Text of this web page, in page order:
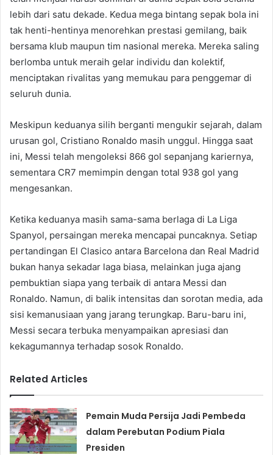
lebih dari satu dekade. Kedua mega bintang sepak bola ini
tak henti-hentinya menorehkan prestasi gemilang, baik
bersama klub maupun tim nasional mereka. Mereka saling
berlomba untuk meraih gelar individu dan kolektif,
menciptakan rivalitas yang memukau para penggemar di
seluruh dunia.
Meskipun keduanya silih berganti mengukir sejarah, dalam
urusan gol, Cristiano Ronaldo masih unggul. Hingga saat
ini, Messi telah mengoleksi 866 gol sepanjang kariernya,
sementara CR7 memimpin dengan total 938 gol yang
mengesankan.
Ketika keduanya masih sama-sama berlaga di La Liga
Spanyol, persaingan mereka mencapai puncaknya. Setiap
pertandingan El Clasico antara Barcelona dan Real Madrid
bukan hanya sekadar laga biasa, melainkan juga ajang
pembuktian siapa yang terbaik di antara Messi dan
Ronaldo. Namun, di balik intensitas dan sorotan media, ada
sisi kemanusiaan yang jarang terungkap. Baru-baru ini,
Messi secara terbuka menyampaikan apresiasi dan
kekagumannya terhadap sosok Ronaldo.
Related Articles
Pemain Muda Persija Jadi Pembeda
dalam Perebutan Podium Piala
Presiden